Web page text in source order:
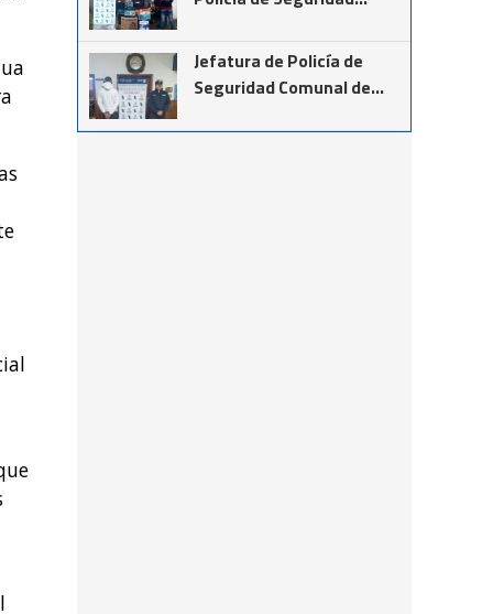
de las rutas provinciales
67 y 85
Suárez
Jefatura de Policía de
Seguridad Comunal de
procedimientos llevados a